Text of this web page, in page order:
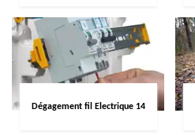
Dégagement fil Electrique 14